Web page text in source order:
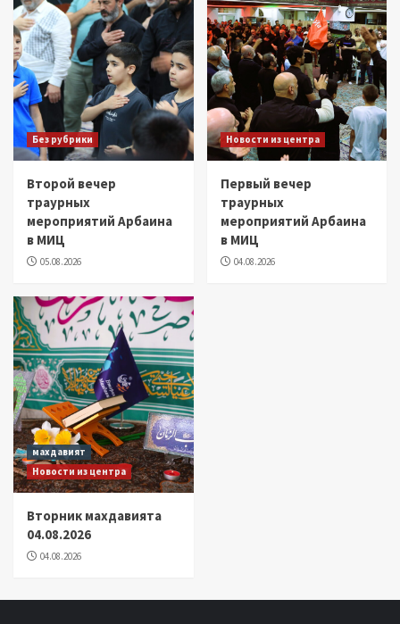
Без рубрики
Второй вечер
траурных
мероприятий Арбаина
в МИЦ
05.08.2026
Новости из центра
Первый вечер
траурных
мероприятий Арбаина
в МИЦ
04.08.2026
махдавият
Новости из центра
Вторник махдавията
04.08.2026
04.08.2026